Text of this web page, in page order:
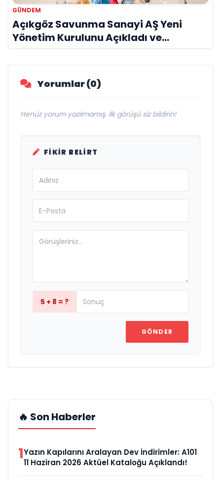
GÜNDEM
Açıkgöz Savunma Sanayi AŞ Yeni
Yönetim Kurulunu Açıkladı ve
Savunma Sanayinde Küresel Vizyon
Vurgusu
Yorumlar (0)
Henüz yorum yazılmamış. İlk görüşü siz bildirin!
FIKIR BELIRT
5 + 8 = ?
GÖNDER
🔥 Son Haberler
1Yazın Kapılarını Aralayan Dev İndirimler: A101
11 Haziran 2026 Aktüel Kataloğu Açıklandı!